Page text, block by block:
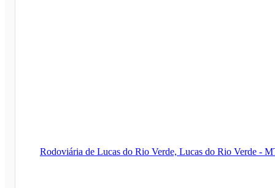
Rodoviária de Lucas do Rio Verde, Lucas do Rio Verde -